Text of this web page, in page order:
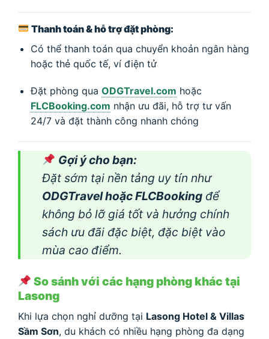
Thanh toán & hỗ trợ đặt phòng:
Có thể thanh toán qua chuyển khoản ngân hàng
hoặc thẻ quốc tế, ví điện tử
Đặt phòng qua ODGTravel.com hoặc
FLCBooking.com nhận ưu đãi, hỗ trợ tư vấn
24/7 và đặt thành công nhanh chóng
Gợi ý cho bạn:
Đặt sớm tại nền tảng uy tín như
ODGTravel hoặc FLCBooking để
không bỏ lỡ giá tốt và hưởng chính
sách ưu đãi đặc biệt, đặc biệt vào
mùa cao điểm.
So sánh với các hạng phòng khác tại
Lasong
Khi lựa chọn nghỉ dưỡng tại Lasong Hotel & Villas
Sầm Sơn, du khách có nhiều hạng phòng đa dạng